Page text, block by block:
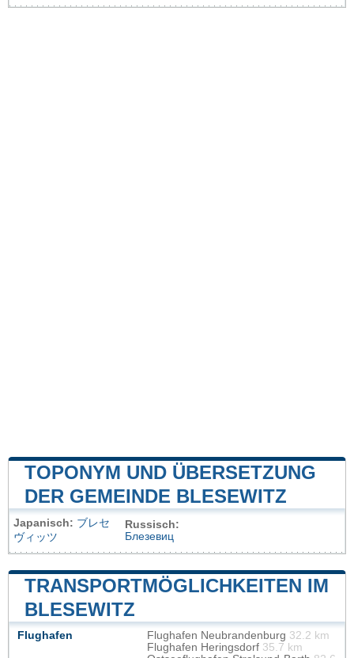
TOPONYM UND ÜBERSETZUNG
DER GEMEINDE BLESEWITZ
Japanisch: ブレセ
ヴィッツ
Russisch:
Блезевиц
TRANSPORTMÖGLICHKEITEN IM
BLESEWITZ
Flughafen Flughafen Neubrandenburg 32.2 km
Flughafen Heringsdorf 35.7 km